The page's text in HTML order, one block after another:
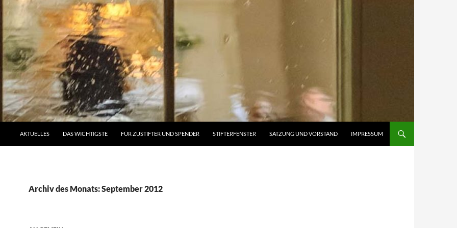
AKTUELLES DAS WICHTIGSTE FÜR ZUSTIFTER UND SPENDER STIFTERFENSTER SATZUNG UND VORSTAND IMPRESSUM
Archiv des Monats: September 2012